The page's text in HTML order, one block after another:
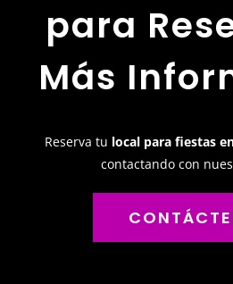
para
Más
Reserva tu local para fiestas
contactando con